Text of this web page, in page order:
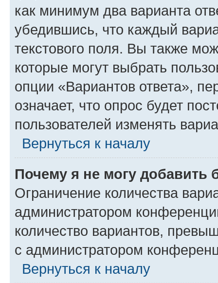
как минимум два варианта
убедившись, что каждый
текстового поля. Вы также
которые могут выбрать
опции «Вариантов ответа»,
означает, что опрос будет
пользователей изменять
Вернуться к началу
Почему я не могу добавить
Ограничение количества
администратором
количество вариантов,
с администратором
Вернуться к началу